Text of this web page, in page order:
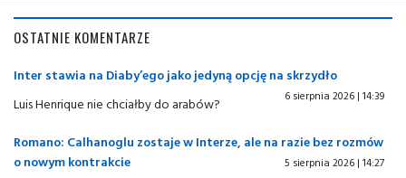
OSTATNIE KOMENTARZE
Inter stawia na Diaby’ego jako jedyną opcję na skrzydło
6 sierpnia 2026 | 14:39
Luis Henrique nie chciałby do arabów?
Romano: Calhanoglu zostaje w Interze, ale na razie bez rozmów
o nowym kontrakcie
5 sierpnia 2026 | 14:27